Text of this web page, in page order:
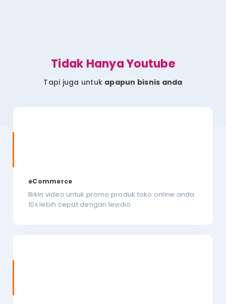
Tidak Hanya Youtube
Tapi juga untuk apapun bisnis anda
eCommerce
Bikin video untuk promo produk toko online anda
10x lebih cepat dengan levidio